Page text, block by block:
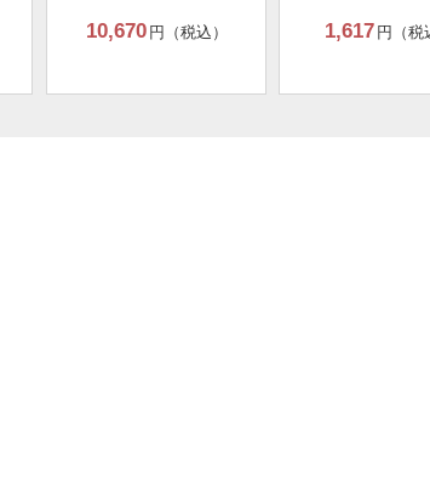
10,670 円（税込） 1,617 円（税